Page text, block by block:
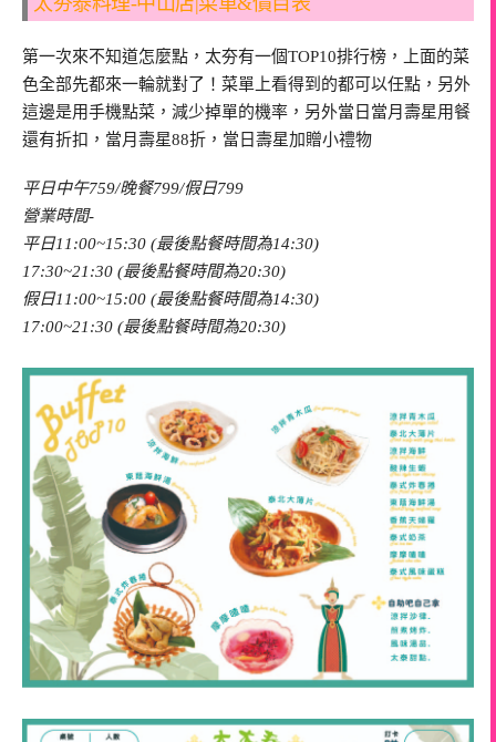
第一次來不知道怎麼點，太夯有一個TOP10排行榜，上面的菜
色全部先都來一輪就對了！菜單上看得到的都可以任點，另外
這邊是用手機點菜，減少掉單的機率，另外當日當月壽星用餐
還有折扣，當月壽星88折，當日壽星加贈小禮物
平日中午759/晚餐799/假日799
營業時間-
平日11:00~15:30 (最後點餐時間為14:30)
17:30~21:30 (最後點餐時間為20:30)
假日11:00~15:00 (最後點餐時間為14:30)
17:00~21:30 (最後點餐時間為20:30)